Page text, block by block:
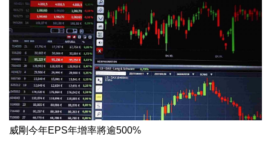
威剛今年EPS年增率將逾500%